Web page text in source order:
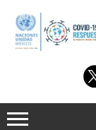
contenido